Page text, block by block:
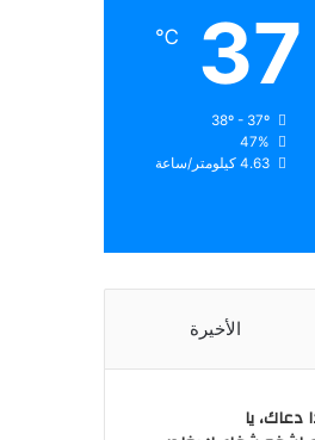
37
℃
38º - 37º
47%
4.63 كيلومتر/ساعة
الأخيرة
دعاك، يا